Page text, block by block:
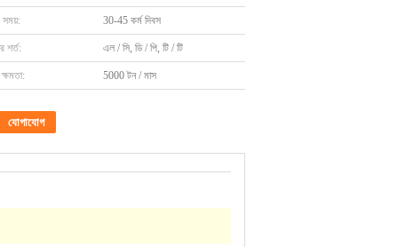
সময়: 30-45 কর্ম দিবস
শর্ত: এল / সি, ডি / পি, টি / টি
5000 টন / মাস
যোগাযোগ